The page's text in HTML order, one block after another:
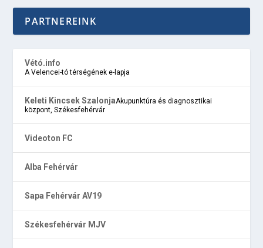
PARTNEREINK
Vétó.info
A Velencei-tó térségének e-lapja
Keleti Kincsek SzalonjaAkupunktúra és diagnosztikai
központ, Székesfehérvár
Videoton FC
Alba Fehérvár
Sapa Fehérvár AV19
Székesfehérvár MJV